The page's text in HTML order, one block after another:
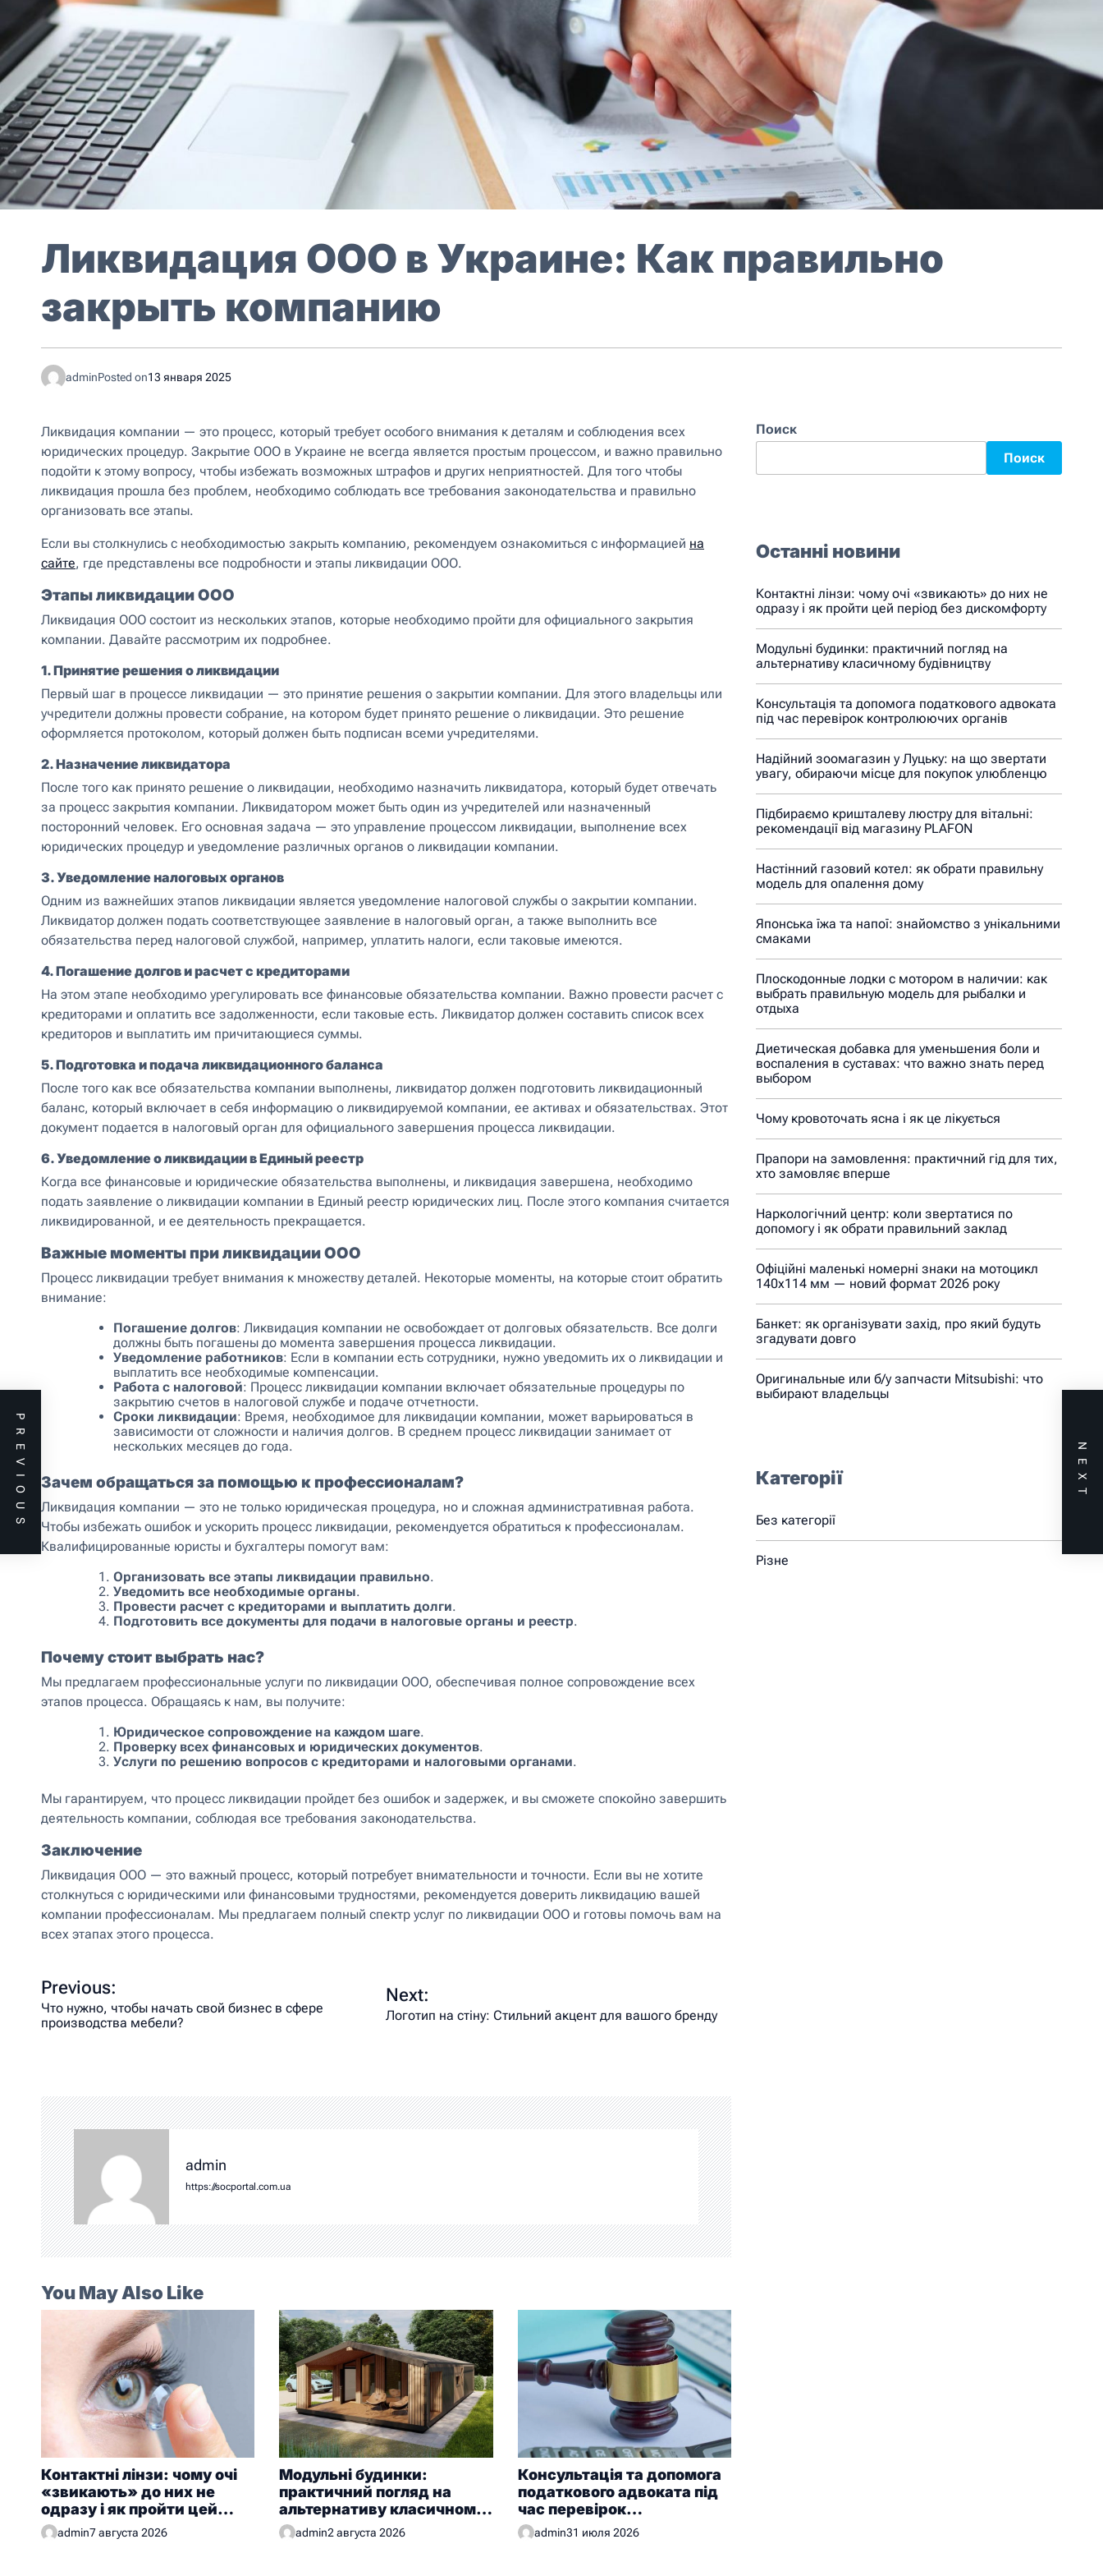
Ликвидация ООО в Украине: Как правильно
закрыть компанию
adminPosted on13 января 2025
Ликвидация компании — это процесс, который требует особого внимания к деталям и соблюдения всех
юридических процедур. Закрытие ООО в Украине не всегда является простым процессом, и важно правильно
подойти к этому вопросу, чтобы избежать возможных штрафов и других неприятностей. Для того чтобы
ликвидация прошла без проблем, необходимо соблюдать все требования законодательства и правильно
организовать все этапы.
Если вы столкнулись с необходимостью закрыть компанию, рекомендуем ознакомиться с информацией на
сайте, где представлены все подробности и этапы ликвидации ООО.
Этапы ликвидации ООО
Ликвидация ООО состоит из нескольких этапов, которые необходимо пройти для официального закрытия
компании. Давайте рассмотрим их подробнее.
1. Принятие решения о ликвидации
Первый шаг в процессе ликвидации — это принятие решения о закрытии компании. Для этого владельцы или
учредители должны провести собрание, на котором будет принято решение о ликвидации. Это решение
оформляется протоколом, который должен быть подписан всеми учредителями.
2. Назначение ликвидатора
После того как принято решение о ликвидации, необходимо назначить ликвидатора, который будет отвечать
за процесс закрытия компании. Ликвидатором может быть один из учредителей или назначенный
посторонний человек. Его основная задача — это управление процессом ликвидации, выполнение всех
юридических процедур и уведомление различных органов о ликвидации компании.
3. Уведомление налоговых органов
Одним из важнейших этапов ликвидации является уведомление налоговой службы о закрытии компании.
Ликвидатор должен подать соответствующее заявление в налоговый орган, а также выполнить все
обязательства перед налоговой службой, например, уплатить налоги, если таковые имеются.
4. Погашение долгов и расчет с кредиторами
На этом этапе необходимо урегулировать все финансовые обязательства компании. Важно провести расчет с
кредиторами и оплатить все задолженности, если таковые есть. Ликвидатор должен составить список всех
кредиторов и выплатить им причитающиеся суммы.
5. Подготовка и подача ликвидационного баланса
После того как все обязательства компании выполнены, ликвидатор должен подготовить ликвидационный
баланс, который включает в себя информацию о ликвидируемой компании, ее активах и обязательствах. Этот
документ подается в налоговый орган для официального завершения процесса ликвидации.
6. Уведомление о ликвидации в Единый реестр
Когда все финансовые и юридические обязательства выполнены, и ликвидация завершена, необходимо
подать заявление о ликвидации компании в Единый реестр юридических лиц. После этого компания считается
ликвидированной, и ее деятельность прекращается.
Важные моменты при ликвидации ООО
Процесс ликвидации требует внимания к множеству деталей. Некоторые моменты, на которые стоит обратить
внимание:
Погашение долгов: Ликвидация компании не освобождает от долговых обязательств. Все долги
должны быть погашены до момента завершения процесса ликвидации.
Уведомление работников: Если в компании есть сотрудники, нужно уведомить их о ликвидации и
выплатить все необходимые компенсации.
Работа с налоговой: Процесс ликвидации компании включает обязательные процедуры по
закрытию счетов в налоговой службе и подаче отчетности.
Сроки ликвидации: Время, необходимое для ликвидации компании, может варьироваться в
зависимости от сложности и наличия долгов. В среднем процесс ликвидации занимает от
нескольких месяцев до года.
Зачем обращаться за помощью к профессионалам?
Ликвидация компании — это не только юридическая процедура, но и сложная административная работа.
Чтобы избежать ошибок и ускорить процесс ликвидации, рекомендуется обратиться к профессионалам.
Квалифицированные юристы и бухгалтеры помогут вам:
Организовать все этапы ликвидации правильно.
Уведомить все необходимые органы.
Провести расчет с кредиторами и выплатить долги.
Подготовить все документы для подачи в налоговые органы и реестр.
Почему стоит выбрать нас?
Мы предлагаем профессиональные услуги по ликвидации ООО, обеспечивая полное сопровождение всех
этапов процесса. Обращаясь к нам, вы получите:
Юридическое сопровождение на каждом шаге.
Проверку всех финансовых и юридических документов.
Услуги по решению вопросов с кредиторами и налоговыми органами.
Мы гарантируем, что процесс ликвидации пройдет без ошибок и задержек, и вы сможете спокойно завершить
деятельность компании, соблюдая все требования законодательства.
Заключение
Ликвидация ООО — это важный процесс, который потребует внимательности и точности. Если вы не хотите
столкнуться с юридическими или финансовыми трудностями, рекомендуется доверить ликвидацию вашей
компании профессионалам. Мы предлагаем полный спектр услуг по ликвидации ООО и готовы помочь вам на
всех этапах этого процесса.
Previous:
Что нужно, чтобы начать свой бизнес в сфере
производства мебели?
Next:
Логотип на стіну: Стильний акцент для вашого бренду
admin
https://socportal.com.ua
You May Also Like
Контактні лінзи: чому очі
«звикають» до них не
одразу і як пройти цей
період без дискомфорту
admin7 августа 2026
Модульні будинки:
практичний погляд на
альтернативу класичному
будівництву
admin2 августа 2026
Консультація та допомога
податкового адвоката під
час перевірок
контролюючих органів
admin31 июля 2026
Поиск
Поиск
Останні новини
Контактні лінзи: чому очі «звикають» до них не
одразу і як пройти цей період без дискомфорту
Модульні будинки: практичний погляд на
альтернативу класичному будівництву
Консультація та допомога податкового адвоката
під час перевірок контролюючих органів
Надійний зоомагазин у Луцьку: на що звертати
увагу, обираючи місце для покупок улюбленцю
Підбираємо кришталеву люстру для вітальні:
рекомендації від магазину PLAFON
Настінний газовий котел: як обрати правильну
модель для опалення дому
Японська їжа та напої: знайомство з унікальними
смаками
Плоскодонные лодки с мотором в наличии: как
выбрать правильную модель для рыбалки и
отдыха
Диетическая добавка для уменьшения боли и
воспаления в суставах: что важно знать перед
выбором
Чому кровоточать ясна і як це лікується
Прапори на замовлення: практичний гід для тих,
хто замовляє вперше
Наркологічний центр: коли звертатися по
допомогу і як обрати правильний заклад
Офіційні маленькі номерні знаки на мотоцикл
140х114 мм — новий формат 2026 року
Банкет: як організувати захід, про який будуть
згадувати довго
Оригинальные или б/у запчасти Mitsubishi: что
выбирают владельцы
Категорії
Без категорії
Різне
PREVIOUS NEXT